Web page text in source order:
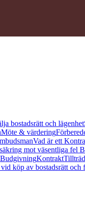
bostadsrätt och lägenhet
Möte & värdering
Vad är ett
mot väsentliga fel
BudgivningKontrakt
köp av bostadsrätt och